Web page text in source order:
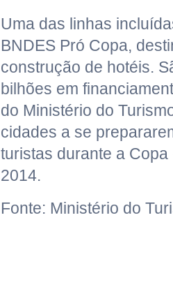
Uma das linhas
BNDES Pró Copa,
construção de hotéis.
bilhões em
do Ministério do
cidades a se
turistas durante a Copa
2014.
Fonte: Ministério do